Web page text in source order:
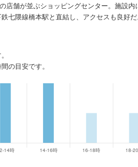
店舗が並ぶショッピングセンター。施設内
七隈線橋本駅と直結し、アクセスも良好だ
の目安です。